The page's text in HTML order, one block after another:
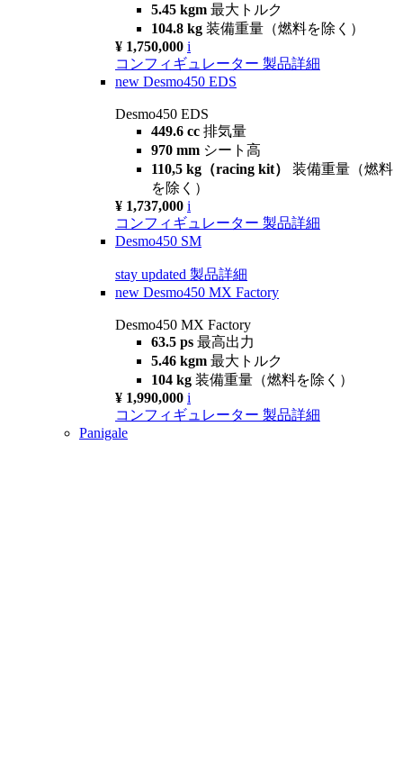
5.45 kgm 最大トルク
104.8 kg 装備重量（燃料を除く）
¥ 1,750,000 i
コンフィギュレーター 製品詳細
new Desmo450 EDS
Desmo450 EDS
449.6 cc 排気量
970 mm シート高
110,5 kg（racing kit） 装備重量（燃料
を除く）
¥ 1,737,000 i
コンフィギュレーター 製品詳細
Desmo450 SM
stay updated 製品詳細
new Desmo450 MX Factory
Desmo450 MX Factory
63.5 ps 最高出力
5.46 kgm 最大トルク
104 kg 装備重量（燃料を除く）
¥ 1,990,000 i
コンフィギュレーター 製品詳細
Panigale